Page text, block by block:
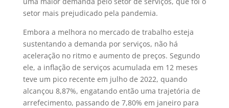
setor mais prejudicado pela pandemia.
Embora a melhora no mercado de trabalho esteja
sustentando a demanda por serviços, não há
aceleração no ritmo e aumento de preços. Segundo
ele, a inflação de serviços acumulada em 12 meses
teve um pico recente em julho de 2022, quando
alcançou 8,87%, engatando então uma trajetória de
arrefecimento, passando de 7,80% em janeiro para